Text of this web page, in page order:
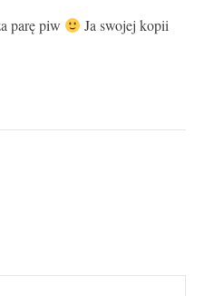
parę piw
Ja swojej kopii